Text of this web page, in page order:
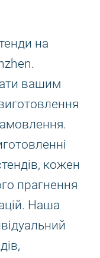
на
вашим
кожен
прагнення
Наша